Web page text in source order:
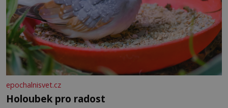
epochalnisvet.cz
Holoubek pro radost